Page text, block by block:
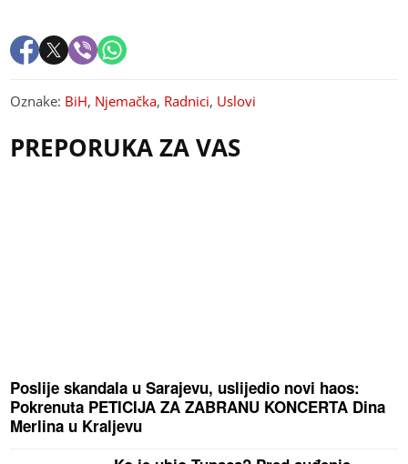
Oznake: BiH, Njemačka, Radnici, Uslovi
PREPORUKA ZA VAS
Poslije skandala u Sarajevu, uslijedio novi haos:
Pokrenuta PETICIJA ZA ZABRANU KONCERTA Dina
Merlina u Kraljevu